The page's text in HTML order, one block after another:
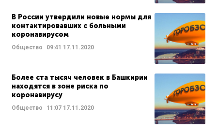
В России утвердили новые нормы для
контактировавших с больными
коронавирусом
Общество 09:41 17.11.2020
Более ста тысяч человек в Башкирии
находятся в зоне риска по
коронавирусу
Общество 11:07 17.11.2020